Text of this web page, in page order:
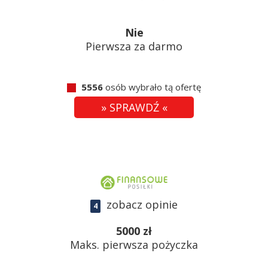
Nie
Pierwsza za darmo
5556 osób wybrało tą ofertę
» SPRAWDŹ «
4
zobacz opinie
5000 zł
Maks. pierwsza pożyczka